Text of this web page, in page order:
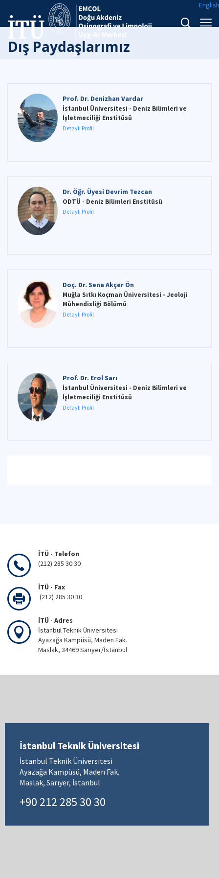
English
Dış Paydaşlarımız
Prof. Dr. Denizhan Vardar
İstanbul Üniversitesi - Deniz Bilimleri ve
İşletmeciliği Enstitüsü
Detaylı Profil
Dr. Öğr. Üyesi Devrim Tezcan
ODTÜ - Deniz Bilimleri Enstitüsü
Detaylı Profil
Doç. Dr. Sena Akçer Ön
Muğla Sıtkı Koçman Üniversitesi - Jeoloji
Mühendisliği Bölümü
Detaylı Profil
Prof. Dr. Erol Sarı
İstanbul Üniversitesi - Deniz Bilimleri ve
İşletmeciliği Enstitüsü
Detaylı Profil
İTÜ - Telefon
(212) 285 30 30
İTÜ - Fax
(212) 285 30 30
İTÜ - Adres
İstanbul Teknik Üniversitesi
Ayazağa Kampüsü, Maden Fak.
Maslak, 34469 Sarıyer/İstanbul
İstanbul Teknik Üniversitesi
İstanbul Teknik Üniversitesi
Ayazağa Kampüsü, Maden Fak.
Maslak, Sarıyer, İstanbul
+90 212 285 30 30